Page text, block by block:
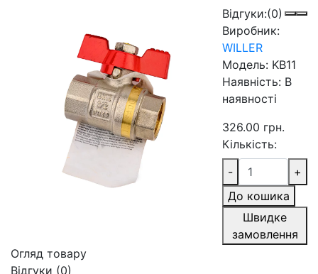
Відгуки:(0)
Виробник:
WILLER
Модель: KB11
Наявність: В
наявності
326.00 грн.
Кількість:
-
+
До кошика
Швидке
замовлення
Огляд товару
Відгуки (0)